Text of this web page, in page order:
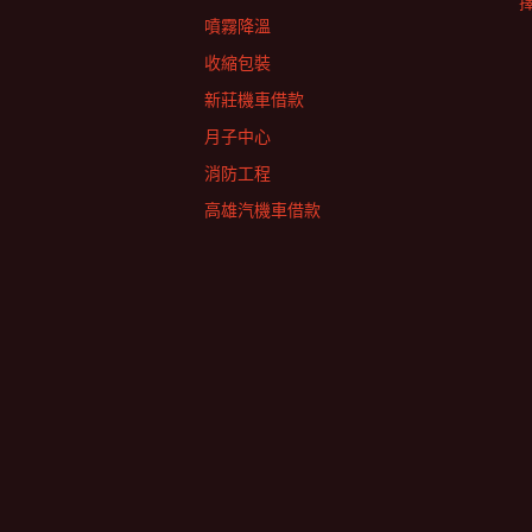
噴霧降溫
收縮包裝
新莊機車借款
月子中心
消防工程
高雄汽機車借款